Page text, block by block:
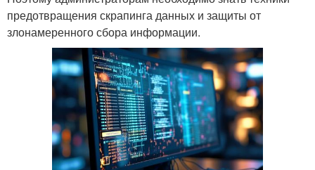
предотвращения скрапинга данных и защиты от
злонамеренного сбора информации.